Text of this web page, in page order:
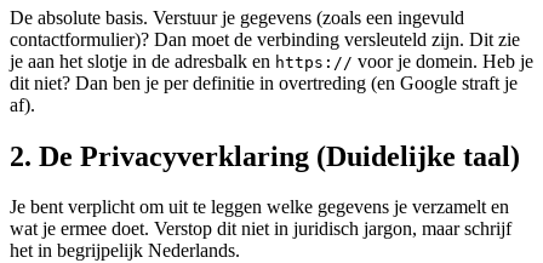
De absolute basis. Verstuur je gegevens (zoals een ingevuld
contactformulier)? Dan moet de verbinding versleuteld zijn. Dit zie
je aan het slotje in de adresbalk en https:// voor je domein. Heb je
dit niet? Dan ben je per definitie in overtreding (en Google straft je
af).
2. De Privacyverklaring (Duidelijke taal)
Je bent verplicht om uit te leggen welke gegevens je verzamelt en
wat je ermee doet. Verstop dit niet in juridisch jargon, maar schrijf
het in begrijpelijk Nederlands.